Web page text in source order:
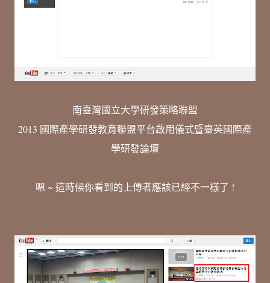
南臺灣國立大學研發策略聯盟
2013 國際產學研發教育聯盟平台啟用儀式暨臺英國際產
學研發論壇
嗯 ~ 這時候你看到的上傳者應該已經不一樣了 !